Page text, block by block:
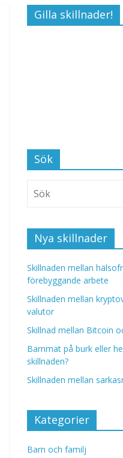
Gilla skillnader!
Sök
Nya skillnader
Skillnaden mellan
förebyggande arbete
Skillnaden mellan
valutor
Skillnad mellan Bitcoin
Barnmat på burk eller
skillnaden?
Skillnaden mellan
Kategorier
Barn och familj